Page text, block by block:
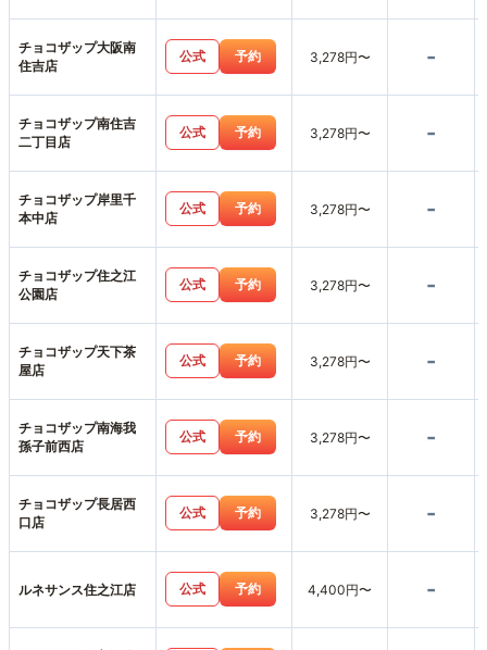
チョコザップ大阪南
住吉店
公式 予約 3,278円〜 -
チョコザップ南住吉
二丁目店
公式 予約 3,278円〜 -
チョコザップ岸里千
本中店
公式 予約 3,278円〜 -
チョコザップ住之江
公園店
公式 予約 3,278円〜 -
チョコザップ天下茶
屋店
公式 予約 3,278円〜 -
チョコザップ南海我
孫子前西店
公式 予約 3,278円〜 -
チョコザップ長居西
口店
公式 予約 3,278円〜 -
ルネサンス住之江店 公式 予約 4,400円〜 -